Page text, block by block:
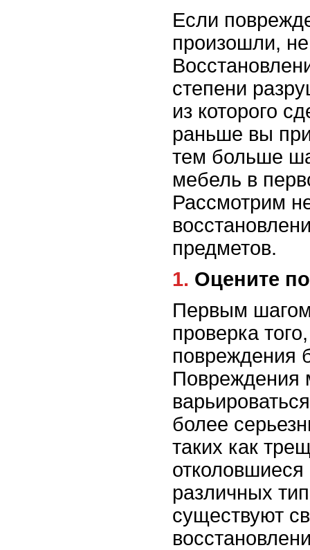
Если
произошли, не
степени
из которого
раньше вы
тем больше
мебель в
Рассмотрим
предметов.
1. Оцените
Первым
проверка
повреждения
Повреждения
более
таких как
различных
существуют